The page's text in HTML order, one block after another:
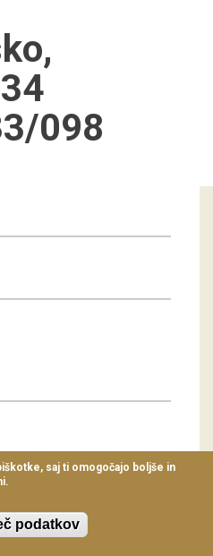
098
posebnih priložnostih
saj ti omogočajo boljše in
podatkov